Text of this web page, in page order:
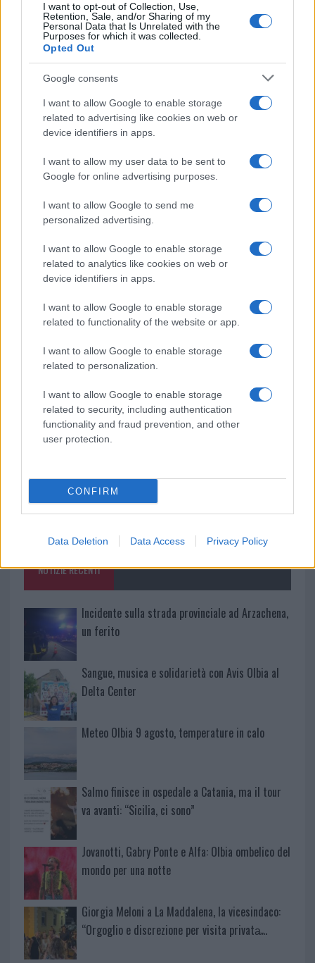
I want to opt-out of Collection, Use,
Retention, Sale, and/or Sharing of my
Personal Data that Is Unrelated with the
Purposes for which it was collected.
Opted Out
Google consents
I want to allow Google to enable storage
related to advertising like cookies on web or
device identifiers in apps.
I want to allow my user data to be sent to
Google for online advertising purposes.
I want to allow Google to send me
personalized advertising.
I want to allow Google to enable storage
related to analytics like cookies on web or
device identifiers in apps.
I want to allow Google to enable storage
related to functionality of the website or app.
I want to allow Google to enable storage
related to personalization.
I want to allow Google to enable storage
related to security, including authentication
functionality and fraud prevention, and other
user protection.
CONFIRM
Data Deletion Data Access Privacy Policy
Gelaterie La Maddalena
Gelaterie Olbia
Gelaterie Porto San Paolo
Gelaterie San Teodoro
Notizie Gallura
Inviaci le tue segnalazioni,
i tuoi video e le tue foto
Su WhatsApp al numero +39
345 356 7512
Notizie in tempo reale?
Entra nel canale telegram di
GalluraOggi.it
Ricevi le nostre ultime news
daGoogle News
Condividi l'articolo
F
ce
b
o
o
k
T
it
te
r
Pi
te
re
st
s
A
p
re
Articolo precedente
Prossimo articolo
NOTIZIE RECENTI
Incidente sulla strada provinciale ad Arzachena,
un ferito
Sangue, musica e solidarietà con Avis Olbia al
Delta Center
Meteo Olbia 9 agosto, temperature in calo
Salmo finisce in ospedale a Catania, ma il tour
va avanti: “Sicilia, ci sono”
Jovanotti, Gabry Ponte e Alfa: Olbia ombelico del
mondo per una notte
Giorgia Meloni a La Maddalena, la vicesindaco:
“Orgoglio e discrezione per visita privata̶…